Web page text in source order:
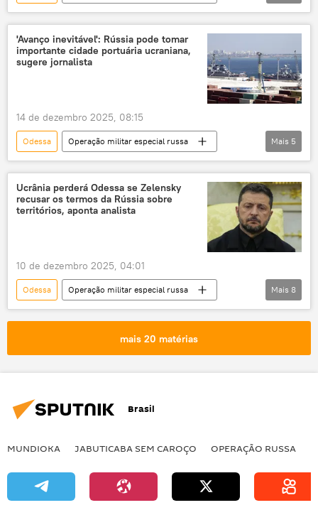
Rússia
Europa
Ucrânia
Moscou
The National Interest
Exército
Forças Armadas
'Avanço inevitável': Rússia pode tomar
importante cidade portuária ucraniana,
sugere jornalista
14 de dezembro 2025, 08:15
Odessa
Operação militar especial russa
Forças Armadas da Rússia
Ucrânia
Europa
OTAN Ocidente
Mais 5
Ucrânia perderá Odessa se Zelensky
recusar os termos da Rússia sobre
territórios, aponta analista
10 de dezembro 2025, 04:01
Odessa
Operação militar especial russa
Rússia
Vladimir Zelensky
Federação da Rússia
Ucrânia
Sputnik
Kremlin
Mais 8
mais 20 matérias
Brasil
MUNDIOKA JABUTICABA SEM CAROÇO OPERAÇÃO RUSSA